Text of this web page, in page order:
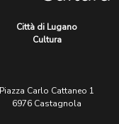
Città di Lugano
Cultura
Piazza Carlo Cattaneo 1
6976 Castagnola